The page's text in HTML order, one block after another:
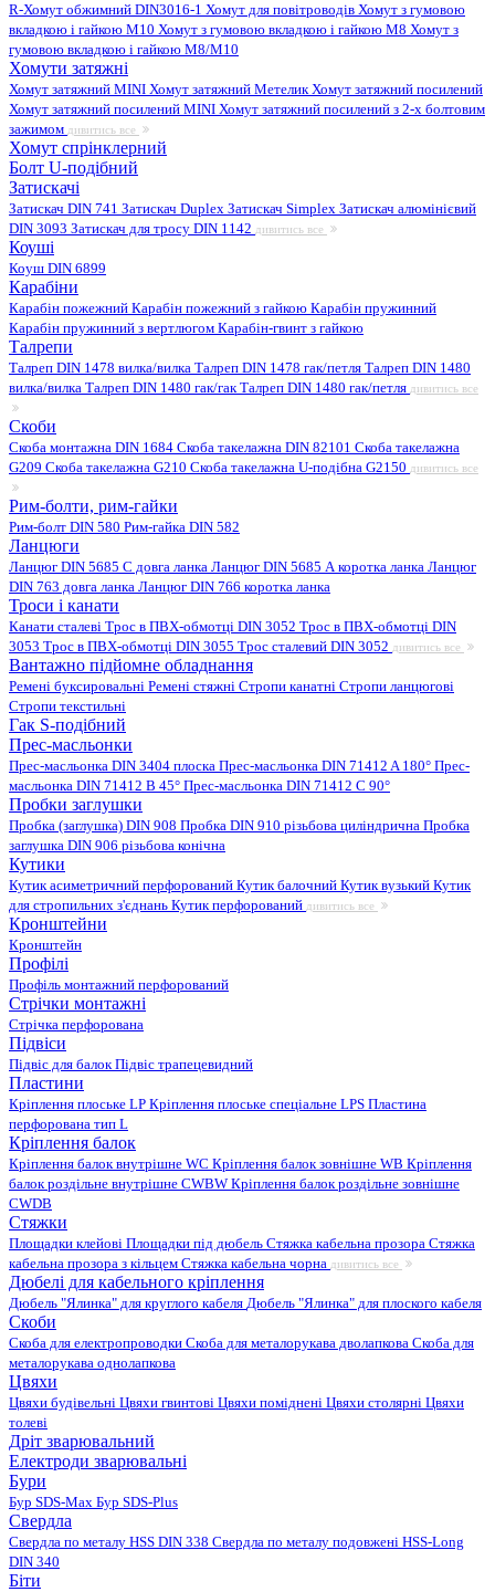
R-Хомут обжимний DIN3016-1 Хомут для повітроводів Хомут з гумовою
вкладкою і гайкою M10 Хомут з гумовою вкладкою і гайкою M8 Хомут з
гумовою вкладкою і гайкою М8/M10
Хомути затяжні
Хомут затяжний MINI Хомут затяжний МетеликХомут затяжний посилений
Хомут затяжний посилений MINI Хомут затяжний посилений з 2-х болтовим
зажимом дивитись все
Хомут спрінклерний
Болт U-подібний
Затискачі
Затискач DIN 741 Затискач Duplex Затискач Simplex Затискач алюмінієвий
DIN 3093 Затискач для тросу DIN 1142 дивитись все
Коуші
Коуш DIN 6899
Карабіни
Карабін пожежний Карабін пожежний з гайкою Карабін пружинний
Карабін пружинний з вертлюгом Карабін-гвинт з гайкою
Талрепи
Талреп DIN 1478 вилка/вилка Талреп DIN 1478 гак/петля Талреп DIN 1480
вилка/вилка Талреп DIN 1480 гак/гакТалреп DIN 1480 гак/петля дивитись все
Скоби
Скоба монтажна DIN 1684 Скоба такелажна DIN 82101 Скоба такелажна
G209 Скоба такелажна G210 Скоба такелажна U-подібна G2150 дивитись все
Рим-болти, рим-гайки
Рим-болт DIN 580 Рим-гайка DIN 582
Ланцюги
Ланцюг DIN 5685 C довга ланка Ланцюг DIN 5685 А коротка ланка Ланцюг
DIN 763 довга ланка Ланцюг DIN 766 коротка ланка
Троси і канати
Канати сталеві Трос в ПВХ-обмотці DIN 3052 Трос в ПВХ-обмотці DIN
3053 Трос в ПВХ-обмотці DIN 3055 Трос сталевий DIN 3052 дивитись все
Вантажно підйомне обладнання
Ремені буксировальні Ремені стяжні Стропи канатні Стропи ланцюгові
Стропи текстильні
Гак S-подібний
Прес-масльонки
Прес-масльонка DIN 3404 плоска Прес-масльонка DIN 71412 A 180° Прес-
масльонка DIN 71412 B 45° Прес-масльонка DIN 71412 C 90°
Пробки заглушки
Пробка (заглушка) DIN 908 Пробка DIN 910 різьбова циліндрична Пробка
заглушка DIN 906 різьбова конічна
Кутики
Кутик асиметричний перфорований Кутик балочний Кутик вузький Кутик
для стропильних з'єднань Кутик перфорований дивитись все
Кронштейни
Кронштейн
Профілі
Профіль монтажний перфорований
Стрічки монтажні
Стрічка перфорована
Підвіси
Підвіс для балокПідвіс трапецевидний
Пластини
Кріплення плоське LP Кріплення плоське спеціальне LPS Пластина
перфорована тип L
Кріплення балок
Кріплення балок внутрішне WC Кріплення балок зовнішне WB Кріплення
балок роздільне внутрішне CWBW Кріплення балок роздільне зовнішне
CWDB
Стяжки
Площадки клейові Площадки під дюбель Стяжка кабельна прозора Стяжка
кабельна прозора з кільцем Стяжка кабельна чорна дивитись все
Дюбелі для кабельного кріплення
Дюбель "Ялинка" для круглого кабеля Дюбель "Ялинка" для плоского кабеля
Скоби
Скоба для електропроводки Скоба для металорукава дволапкова Скоба для
металорукава однолапкова
Цвяхи
Цвяхи будівельні Цвяхи гвинтові Цвяхи поміднені Цвяхи столярні Цвяхи
толеві
Дріт зварювальний
Електроди зварювальні
Бури
Бур SDS-Max Бур SDS-Plus
Свердла
Свердла по металу HSS DIN 338 Свердла по металу подовжені HSS-Long
DIN 340
Біти